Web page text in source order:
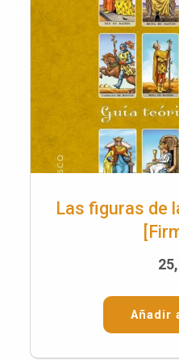
Las figuras de
Añadir